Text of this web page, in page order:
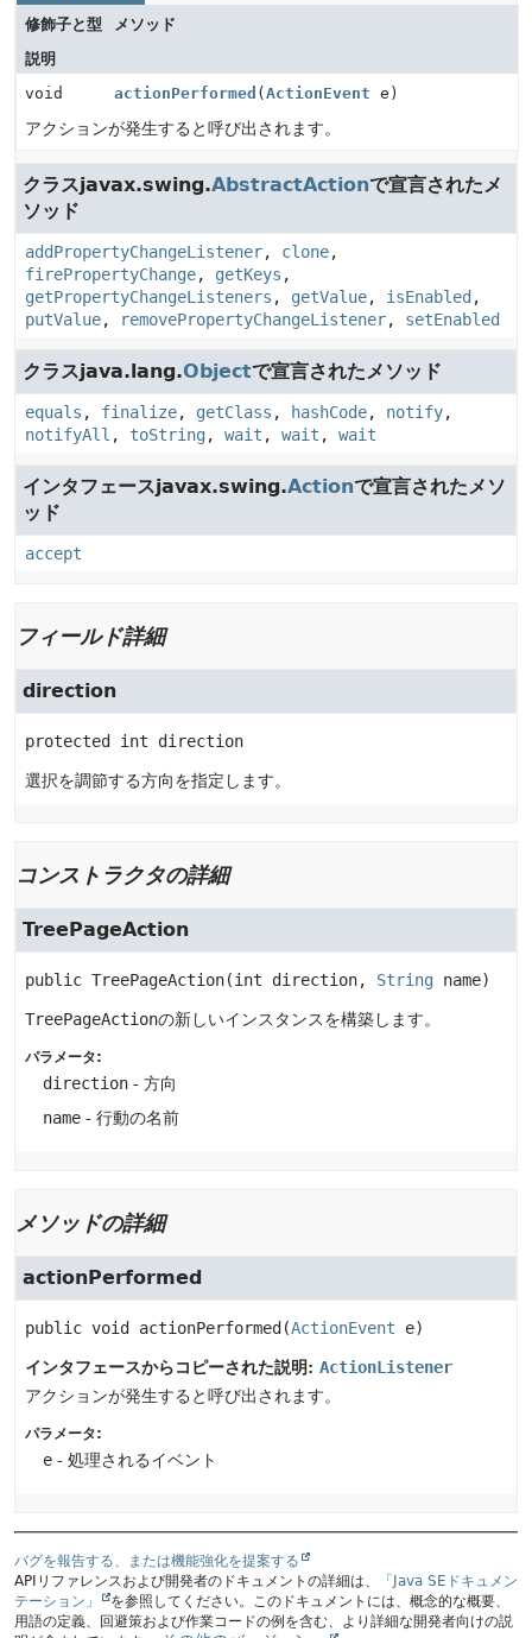
修飾子と型
メソッド
説明
void
actionPerformed ( ActionEvent e)
アクションが発生すると呼び出されます。
クラスjavax.swing.AbstractActionで宣言されたメ
ソッド
addPropertyChangeListener, clone,
firePropertyChange, getKeys ,
getPropertyChangeListeners , getValue, isEnabled ,
putValue, removePropertyChangeListener, setEnabled
クラスjava.lang.Objectで宣言されたメソッド
equals , finalize, getClass , hashCode, notify,
notifyAll , toString, wait , wait , wait
インタフェースjavax.swing.Actionで宣言されたメソ
ッド
accept
フィールド詳細
direction
protected int direction
選択を調節する方向を指定します。
コンストラクタの詳細
TreePageAction
public TreePageAction(int direction, String name)
TreePageActionの新しいインスタンスを構築します。
パラメータ:
direction - 方向
name - 行動の名前
メソッドの詳細
actionPerformed
public void actionPerformed (ActionEvent e)
インタフェースからコピーされた説明: ActionListener
アクションが発生すると呼び出されます。
パラメータ:
e - 処理されるイベント
バグを報告する、または機能強化を提案する
APIリファレンスおよび開発者のドキュメントの詳細は、
「Java SEドキュメン
テーション」
を参照してください。このドキュメントには、概念的な概要、
用語の定義、回避策および作業コードの例を含む、より詳細な開発者向けの説